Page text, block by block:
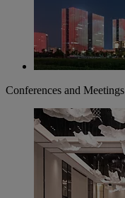
Conferences and Meetings